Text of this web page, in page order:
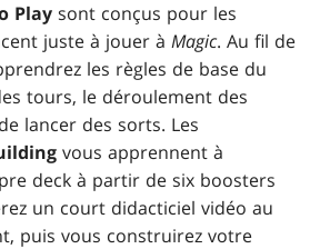
Play sont conçus pour les
juste à jouer àMagic. Au fil de
les règles de base du
tours, le déroulement des
lancer des sorts. Les
vous apprennent à
deck à partir de six boosters
un court didacticiel vidéo au
puis vous construirez votre